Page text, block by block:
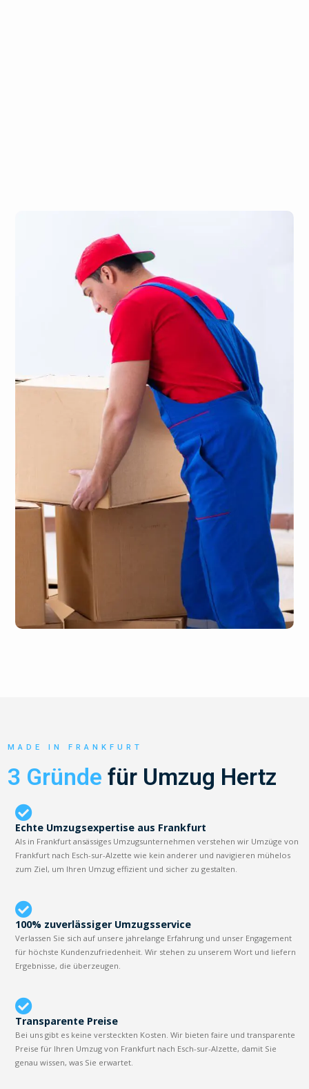
MADE IN FRANKFURT
3 Gründe für Umzug Hertz
Echte Umzugsexpertise aus Frankfurt
Als in Frankfurt ansässiges Umzugsunternehmen verstehen wir Umzüge von
Frankfurt nach Esch-sur-Alzette wie kein anderer und navigieren mühelos
zum Ziel, um Ihren Umzug effizient und sicher zu gestalten.
100% zuverlässiger Umzugsservice
Verlassen Sie sich auf unsere jahrelange Erfahrung und unser Engagement
für höchste Kundenzufriedenheit. Wir stehen zu unserem Wort und liefern
Ergebnisse, die überzeugen.
Transparente Preise
Bei uns gibt es keine versteckten Kosten. Wir bieten faire und transparente
Preise für Ihren Umzug von Frankfurt nach Esch-sur-Alzette, damit Sie
genau wissen, was Sie erwartet.